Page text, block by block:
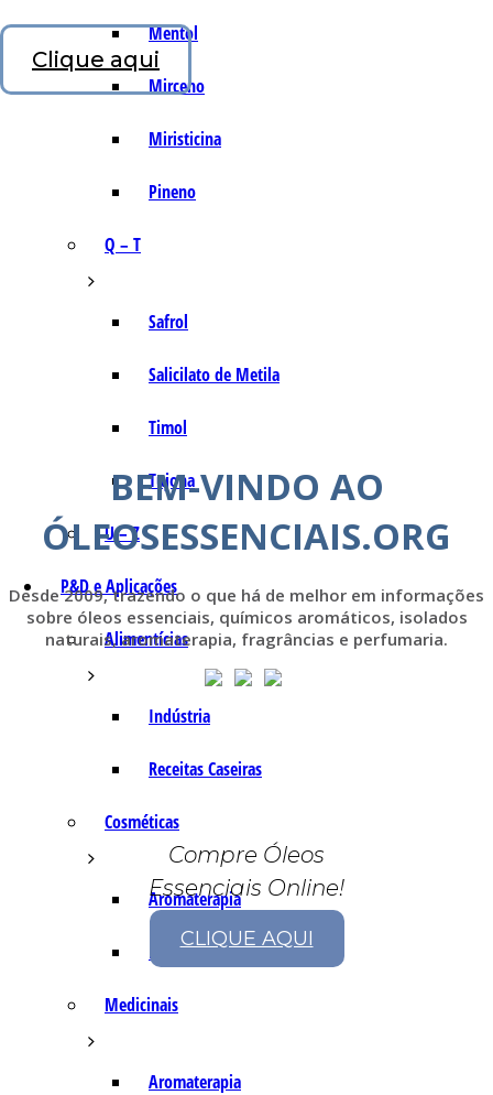
Mentol
Mirceno
Miristicina
Pineno
Q – T
Safrol
Salicilato de Metila
Timol
Tujona
U – Z
P&D e Aplicações
Alimentícias
Indústria
Receitas Caseiras
Cosméticas
Aromaterapia
Fórmulas Caseiras
Medicinais
Aromaterapia
Clique aqui
BEM-VINDO AO
ÓLEOSESSENCIAIS.ORG
Desde 2009, trazendo o que há de melhor em informações
sobre óleos essenciais, químicos aromáticos, isolados
naturais, aromaterapia, fragrâncias e perfumaria.
Compre Óleos
Essenciais Online!
CLIQUE AQUI